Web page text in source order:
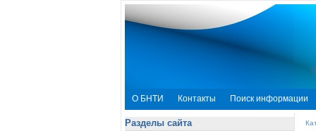
О БНТИ Контакты Поиск информации
Разделы сайта